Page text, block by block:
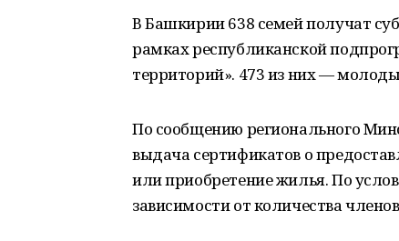
В Башкирии 638 семей получат
рамках республиканской
территорий». 473 из них —
По сообщению регионального
выдача сертификатов о
или приобретение жилья. По
зависимости от количества